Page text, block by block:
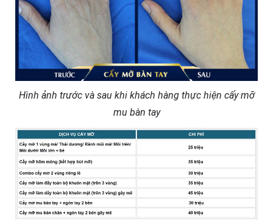
Hình ảnh trước và sau khi khách hàng thực hiện cấy mỡ
mu bàn tay